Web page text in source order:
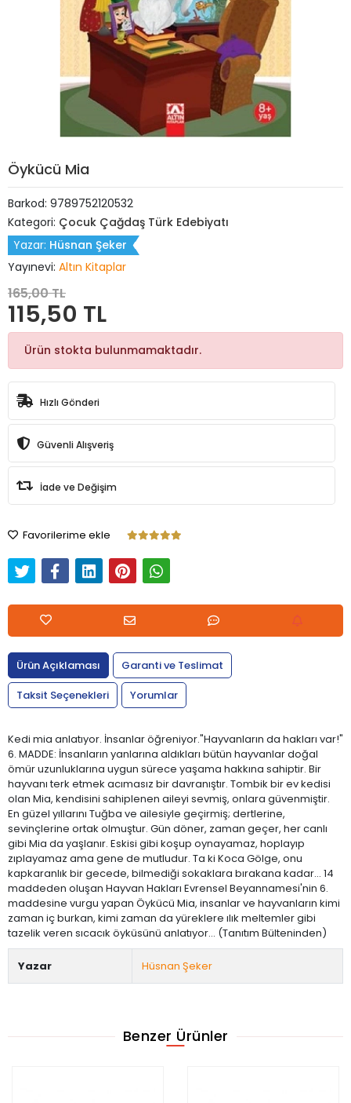
Öykücü Mia
Barkod: 9789752120532
Kategori: Çocuk Çağdaş Türk Edebiyatı
Yazar: Hüsnan Şeker
Yayınevi: Altın Kitaplar
165,00 TL
115,50 TL
Ürün stokta bulunmamaktadır.
Hızlı Gönderi
Güvenli Alışveriş
İade ve Değişim
Favorilerime ekle
Ürün Açıklaması
Garanti ve Teslimat
Taksit Seçenekleri
Yorumlar
Kedi mia anlatıyor. İnsanlar öğreniyor."Hayvanların da hakları var!"
6. MADDE: İnsanların yanlarına aldıkları bütün hayvanlar doğal
ömür uzunluklarına uygun sürece yaşama hakkına sahiptir. Bir
hayvanı terk etmek acımasız bir davranıştır. Tombik bir ev kedisi
olan Mia, kendisini sahiplenen aileyi sevmiş, onlara güvenmiştir.
En güzel yıllarını Tuğba ve ailesiyle geçirmiş; dertlerine,
sevinçlerine ortak olmuştur. Gün döner, zaman geçer, her canlı
gibi Mia da yaşlanır. Eskisi gibi koşup oynayamaz, hoplayıp
zıplayamaz ama gene de mutludur. Ta ki Koca Gölge, onu
kapkaranlık bir gecede, bilmediği sokaklara bırakana kadar... 14
maddeden oluşan Hayvan Hakları Evrensel Beyannamesi'nin 6.
maddesine vurgu yapan Öykücü Mia, insanlar ve hayvanların kimi
zaman iç burkan, kimi zaman da yüreklere ılık meltemler gibi
tazelik veren sıcacık öyküsünü anlatıyor... (Tanıtım Bülteninden)
Yazar Hüsnan Şeker
Benzer Ürünler